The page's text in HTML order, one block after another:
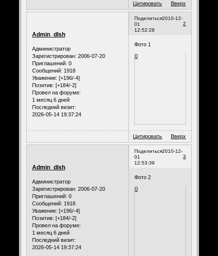
Цитировать Вверх
Поделиться
2
2010-12-
01
12:52:28
Admin_dlsh
Администратор
Зарегистрирован: 2006-07-20
Приглашений: 0
Сообщений: 1918
Уважение: [+196/-4]
Позитив: [+184/-2]
Провел на форуме:
1 месяц 6 дней
Последний визит:
2026-05-14 19:37:24
Фото 1
0
Цитировать Вверх
Поделиться
3
2010-12-
01
12:53:39
Admin_dlsh
Администратор
Зарегистрирован: 2006-07-20
Приглашений: 0
Сообщений: 1918
Уважение: [+196/-4]
Позитив: [+184/-2]
Провел на форуме:
1 месяц 6 дней
Последний визит:
2026-05-14 19:37:24
Фото 2
0